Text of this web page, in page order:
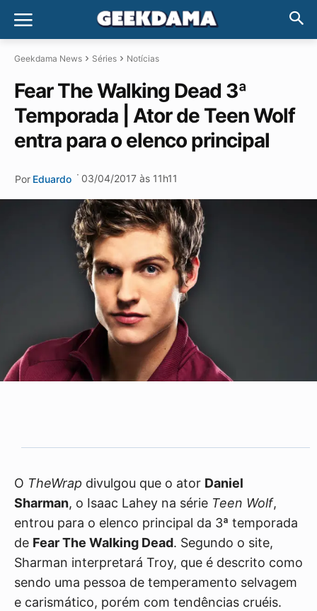
Geekdama News Séries Notícias
Fear The Walking Dead 3ª
Temporada | Ator de Teen Wolf
entra para o elenco principal
Por Eduardo · 03/04/2017 às 11h11
O TheWrap divulgou que o ator Daniel
Sharman, o Isaac Lahey na série Teen Wolf,
entrou para o elenco principal da 3ª temporada
de Fear The Walking Dead. Segundo o site,
Sharman interpretará Troy, que é descrito como
sendo uma pessoa de temperamento selvagem
e carismático, porém com tendências cruéis.